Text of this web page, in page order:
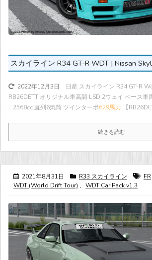
スカイライン R34 GT-R WDT | Nissan
2022年12月3日
日産 スカイライン R34 GT-R
RB26DETT オリジナル車高調 LSD 2ウェイ ベース車
...2568cc 直列6気筒 ツインターボ629馬力 【
続きを読む
2021年8月31日 R33 スカイライン FR
WDT (World Drift Tour) , WDT Car Pack v1.3